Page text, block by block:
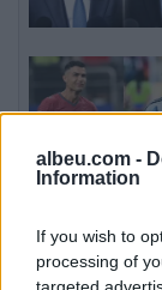
albeu.com -
Information
If you wish to
processing of